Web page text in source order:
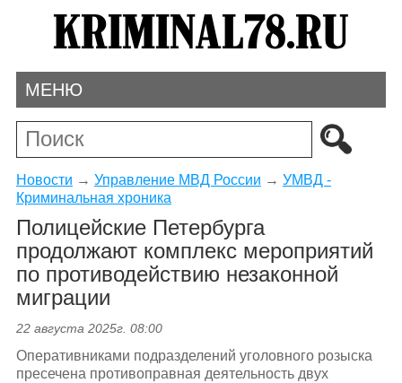
МЕНЮ
Новости → Управление МВД России → УМВД -
Криминальная хроника
Полицейские Петербурга
продолжают комплекс мероприятий
по противодействию незаконной
миграции
22 августа 2025г. 08:00
Оперативниками подразделений уголовного розыска
пресечена противоправная деятельность двух